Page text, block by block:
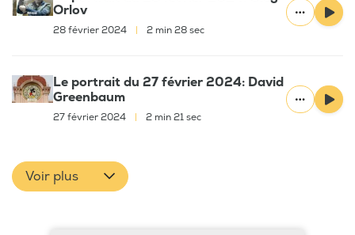
Orlov
28 février 2024 2 min 28 sec
Le portrait du 27 février 2024: David
Greenbaum
27 février 2024 2 min 21 sec
Voir plus